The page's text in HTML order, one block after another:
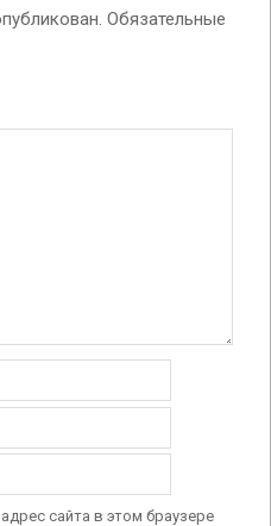
Обязательные
сайта в этом браузере